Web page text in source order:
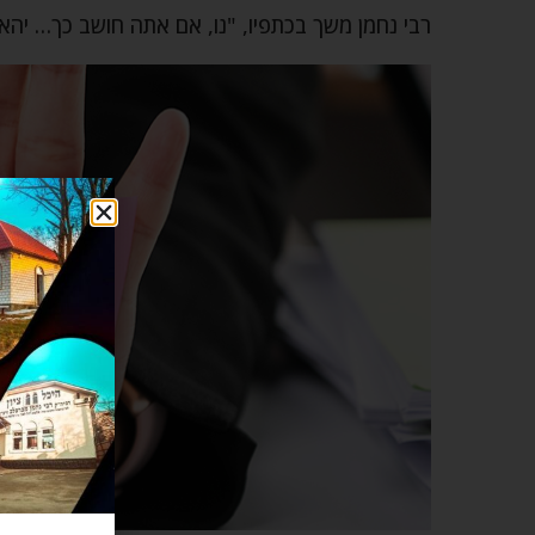
רבי נחמן משך בכתפיו, "נו, אם אתה חושב כך…